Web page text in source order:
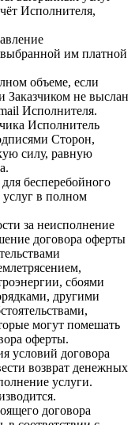
Исполнителя,
им платной
объеме, если
Заказчиком не выслан
Исполнителя.
Исполнитель
Сторон,
силу, равную
бесперебойного
услуг в полном
за неисполнение
договора оферты
сбоями
другими
могут помешать
оферты.
условий договора
возврат денежных
услуги.
договора